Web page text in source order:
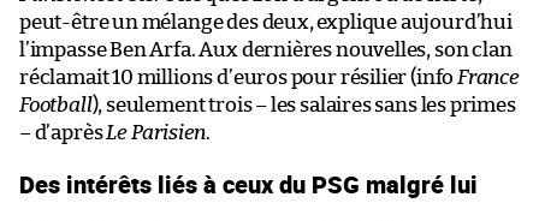
peut-être un mélange des deux, explique aujourd’hui
l’impasse Ben Arfa. Aux dernières nouvelles, son clan
réclamait 10 millions d’euros pour résilier (info France
Football), seulement trois – les salaires sans les primes
– d’aprèsLe Parisien.
Des intérêts liés à ceux du PSG malgré lui